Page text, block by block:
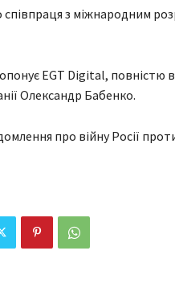
з міжнародним
EGT Digital, повністю
Олександр Бабенко.
про війну Росії